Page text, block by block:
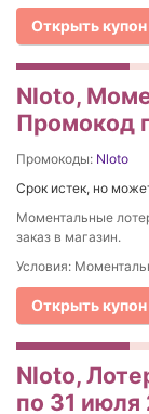
Открыть купон
Nloto,
Промокод
Промокоды: Nloto
Срок истек, но
Моментальные
заказ в магазин.
Условия:
Открыть купон
Nloto,
по 31 июля